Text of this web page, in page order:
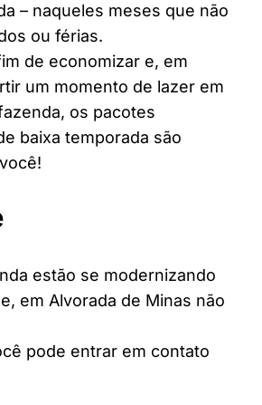
– naqueles meses que não
ou férias.
de economizar e, em
um momento de lazer em
os pacotes
baixa temporada são
estão se modernizando
em Alvorada de Minas não
pode entrar em contato